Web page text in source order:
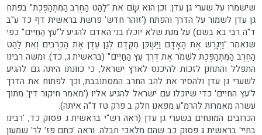
שישמרו על שערי גן עדן. וכן הוא שָׂם את "לַהַט הַחֶרֶב הַמִּתְהַפֶּכֶת" בפתח
גן עדן לשמור על הדרך והפתח ('זוהר חדש' פרשת בראשית דף כד ע"ב
ד"ה רבי בא בשם) על מנת שלא יוכלו בני האדם להגיע ל"עֵץ הַחַיִּים" כפי
שנאמר "וַיְגָרֶשׁ אֶת הָאָדָם וַיַּשְׁכֵּן מִקֶּדֶם לְגַן עֵדֶן אֶת הַכְּרֻבִים וְאֵת לַהַט
הַחֶרֶב הַמִּתְהַפֶּכֶת לִשְׁמֹר אֶת דֶּרֶךְ עֵץ הַחַיִּים" (בראשית ג, כד). ומשה רבינו
התפלל והתחנן לזכות להיכנס לארץ ישראל, כי כוונתו היתה גם להגיע
לשערי גן עדן ולהסיר את להב החרב המסתובבת, וכך לפתוח את הדרך
ל'עץ החיים' כדי שיוכלו עם ישראל להגיע אליו ('מאמר חיקור דין' מתוך
עשרה מאמרות להרמ"ע מפאנו חלק ב פרק טז ד"ה איתה).
הכרובים המונחים בשערי גן עדן (ראה רש"י בראשית ג פסוק כד, 'רבינו
בחיי' בראשית ג פסוק כב שהם מלאכי חבלה. וראה 'כתם פז' לר' שמעון